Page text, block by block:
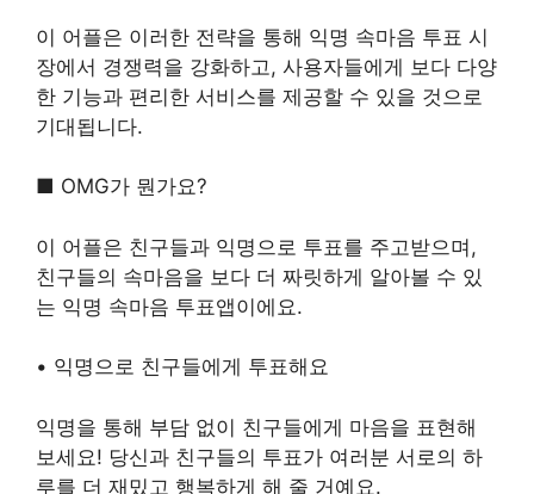
이 어플은 이러한 전략을 통해 익명 속마음 투표 시
장에서 경쟁력을 강화하고, 사용자들에게 보다 다양
한 기능과 편리한 서비스를 제공할 수 있을 것으로
기대됩니다.
■ OMG가 뭔가요?
이 어플은 친구들과 익명으로 투표를 주고받으며,
친구들의 속마음을 보다 더 짜릿하게 알아볼 수 있
는 익명 속마음 투표앱이에요.
• 익명으로 친구들에게 투표해요
익명을 통해 부담 없이 친구들에게 마음을 표현해
보세요! 당신과 친구들의 투표가 여러분 서로의 하
루를 더 재밌고 행복하게 해 줄 거예요.